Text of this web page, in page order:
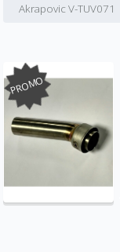
Akrapovic V-TUV071
PROMO